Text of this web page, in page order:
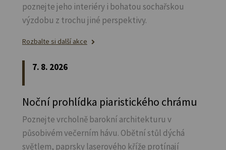
poznejte jeho interiéry i bohatou sochařskou
výzdobu z trochu jiné perspektivy.
Rozbalte si další akce
7. 8. 2026
Noční prohlídka piaristického chrámu
Poznejte vrcholně barokní architekturu v
působivém večerním hávu. Obětní stůl dýchá
světlem, paprsky laserového kříže protínají